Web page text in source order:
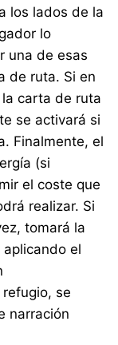
los lados de la
lo
una de esas
de ruta. Si en
carta de ruta
se activará si
Finalmente, el
(si
el coste que
realizar. Si
tomará la
el
se
narración